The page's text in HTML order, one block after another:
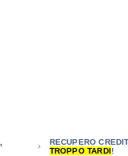
RECUPERO
TROPPO TARDI!